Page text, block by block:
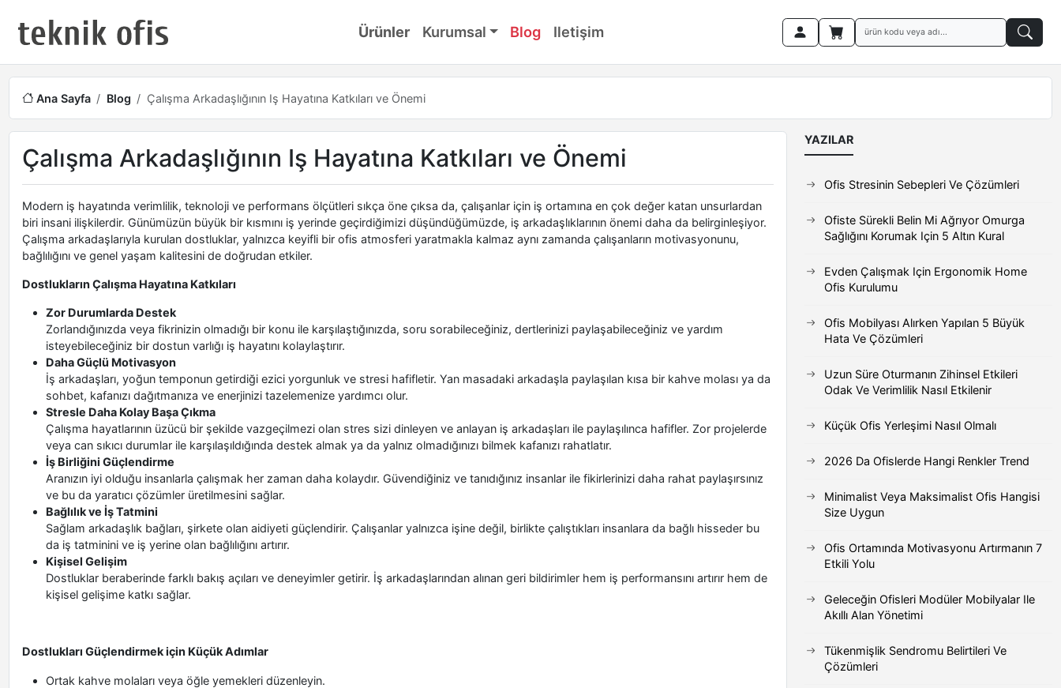
Ürünler Kurumsal Blog Iletişim
Ana Sayfa Blog Çalışma Arkadaşlığının Iş Hayatına Katkıları ve Önemi
Çalışma Arkadaşlığının Iş Hayatına Katkıları ve Önemi
Modern iş hayatında verimlilik, teknoloji ve performans ölçütleri sıkça öne çıksa da, çalışanlar için iş ortamına en çok değer katan unsurlardan
biri insani ilişkilerdir. Günümüzün büyük bir kısmını iş yerinde geçirdiğimizi düşündüğümüzde, iş arkadaşlıklarının önemi daha da belirginleşiyor.
Çalışma arkadaşlarıyla kurulan dostluklar, yalnızca keyifli bir ofis atmosferi yaratmakla kalmaz aynı zamanda çalışanların motivasyonunu,
bağlılığını ve genel yaşam kalitesini de doğrudan etkiler.
Dostlukların Çalışma Hayatına Katkıları
Zor Durumlarda Destek
Zorlandığınızda veya fikrinizin olmadığı bir konu ile karşılaştığınızda, soru sorabileceğiniz, dertlerinizi paylaşabileceğiniz ve yardım
isteyebileceğiniz bir dostun varlığı iş hayatını kolaylaştırır.
Daha Güçlü Motivasyon
İş arkadaşları, yoğun temponun getirdiği ezici yorgunluk ve stresi hafifletir. Yan masadaki arkadaşla paylaşılan kısa bir kahve molası ya da
sohbet, kafanızı dağıtmanıza ve enerjinizi tazelemenize yardımcı olur.
Stresle Daha Kolay Başa Çıkma
Çalışma hayatlarının üzücü bir şekilde vazgeçilmezi olan stres sizi dinleyen ve anlayan iş arkadaşları ile paylaşılınca hafifler. Zor projelerde
veya can sıkıcı durumlar ile karşılaşıldığında destek almak ya da yalnız olmadığınızı bilmek kafanızı rahatlatır.
İş Birliğini Güçlendirme
Aranızın iyi olduğu insanlarla çalışmak her zaman daha kolaydır. Güvendiğiniz ve tanıdığınız insanlar ile fikirlerinizi daha rahat paylaşırsınız
ve bu da yaratıcı çözümler üretilmesini sağlar.
Bağlılık ve İş Tatmini
Sağlam arkadaşlık bağları, şirkete olan aidiyeti güçlendirir. Çalışanlar yalnızca işine değil, birlikte çalıştıkları insanlara da bağlı hisseder bu
da iş tatminini ve iş yerine olan bağlılığını artırır.
Kişisel Gelişim
Dostluklar beraberinde farklı bakış açıları ve deneyimler getirir. İş arkadaşlarından alınan geri bildirimler hem iş performansını artırır hem de
kişisel gelişime katkı sağlar.
Dostlukları Güçlendirmek için Küçük Adımlar
Ortak kahve molaları veya öğle yemekleri düzenleyin.
YAZILAR
Ofis Stresinin Sebepleri Ve Çözümleri
Ofiste Sürekli Belin Mi Ağrıyor Omurga
Sağlığını Korumak Için 5 Altın Kural
Evden Çalışmak Için Ergonomik Home
Ofis Kurulumu
Ofis Mobilyası Alırken Yapılan 5 Büyük
Hata Ve Çözümleri
Uzun Süre Oturmanın Zihinsel Etkileri
Odak Ve Verimlilik Nasıl Etkilenir
Küçük Ofis Yerleşimi Nasıl Olmalı
2026 Da Ofislerde Hangi Renkler Trend
Minimalist Veya Maksimalist Ofis Hangisi
Size Uygun
Ofis Ortamında Motivasyonu Artırmanın 7
Etkili Yolu
Geleceğin Ofisleri Modüler Mobilyalar Ile
Akıllı Alan Yönetimi
Tükenmişlik Sendromu Belirtileri Ve
Çözümleri